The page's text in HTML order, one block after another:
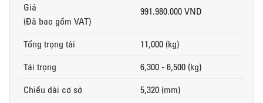
Giá
(Đã bao gồm VAT)
991.980.000 VND
Tổng trọng tải
11,000 (kg)
Tải trọng
6,300 - 6,500 (kg)
Chiều dài cơ sở
5,320 (mm)